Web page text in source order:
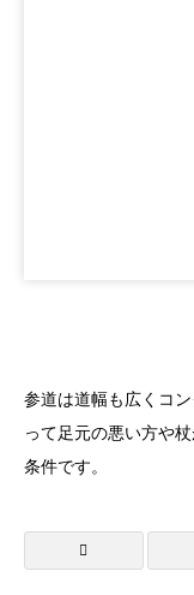
参道は道幅も広くコ
って足元の悪い方や
条件です。